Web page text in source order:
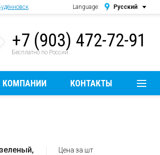
Language: Русский
English
+7 (903) 472-72-91
Бесплатно по России
КОМПАНИИ КОНТАКТЫ
Цена за шт